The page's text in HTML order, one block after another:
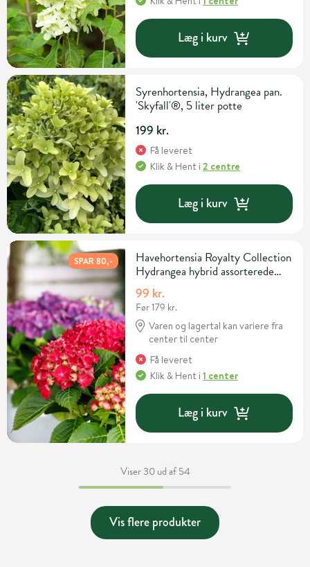
Læg i kurv
Syrenhortensia, Hydrangea pan.
'Skyfall'®, 5 liter potte
199 kr.
Få leveret
Klik & Hent i2 centre
Læg i kurv
SPAR 80,-
Havehortensia Royalty Collection
Hydrangea hybrid assorterede
sorter 2 liter potte
99 kr.
Før 179 kr.
Varen og lagertal kan variere fra
center til center
Få leveret
Klik & Hent i1 center
Læg i kurv
Viser 30 ud af 54
Vis flere produkter